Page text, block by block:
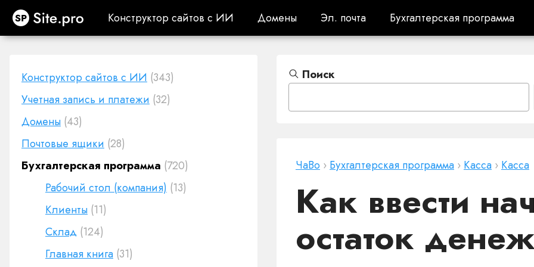
Site.pro Конструктор сайтов с ИИ
Конструктор сайтов с ИИ Домены
Домены Эл. почта
Эл. почта Бухгалтерская программа
Бухгалтерская программа
Конструктор сайтов с ИИ (343)
Учетная запись и платежи (32)
Домены (43)
Почтовые ящики (28)
Бухгалтерская программа (720)
Рабочий стол (компания) (13)
Клиенты (11)
Cклад (124)
Главная книга (31)
Поиск
ЧаВо › Бухгалтерская программа › Касса › Касса
Как ввести
остаток